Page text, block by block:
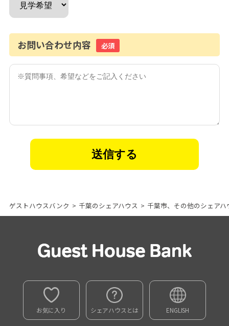
お問い合わせ内容 必須
ゲストハウスバンク > 千葉のシェアハウス > 千葉市、その他のシェアハ
お気に入り シェアハウスとは ENGLISH